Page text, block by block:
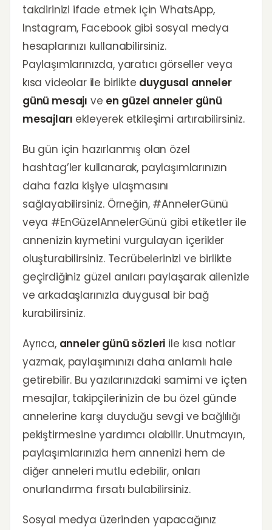
takdirinizi ifade etmek için WhatsApp,
Instagram, Facebook gibi sosyal medya
hesaplarınızı kullanabilirsiniz.
Paylaşımlarınızda, yaratıcı görseller veya
kısa videolar ile birlikte duygusal anneler
günü mesajı ve en güzel anneler günü
mesajları ekleyerek etkileşimi artırabilirsiniz.
Bu gün için hazırlanmış olan özel
hashtag’ler kullanarak, paylaşımlarınızın
daha fazla kişiye ulaşmasını
sağlayabilirsiniz. Örneğin, #AnnelerGünü
veya #EnGüzelAnnelerGünü gibi etiketler ile
annenizin kıymetini vurgulayan içerikler
oluşturabilirsiniz. Tecrübelerinizi ve birlikte
geçirdiğiniz güzel anıları paylaşarak ailenizle
ve arkadaşlarınızla duygusal bir bağ
kurabilirsiniz.
Ayrıca, anneler günü sözleri ile kısa notlar
yazmak, paylaşımınızı daha anlamlı hale
getirebilir. Bu yazılarınızdaki samimi ve içten
mesajlar, takipçilerinizin de bu özel günde
annelerine karşı duyduğu sevgi ve bağlılığı
pekiştirmesine yardımcı olabilir. Unutmayın,
paylaşımlarınızla hem annenizi hem de
diğer anneleri mutlu edebilir, onları
onurlandırma fırsatı bulabilirsiniz.
Sosyal medya üzerinden yapacağınız